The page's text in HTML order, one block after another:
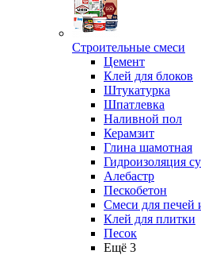
Строительные смеси
Цемент
Клей для блоков
Штукатурка
Шпатлевка
Наливной пол
Керамзит
Глина шамотная
Гидроизоляция
Алебастр
Пескобетон
Смеси для печей
Клей для плитки
Песок
Ещё 3